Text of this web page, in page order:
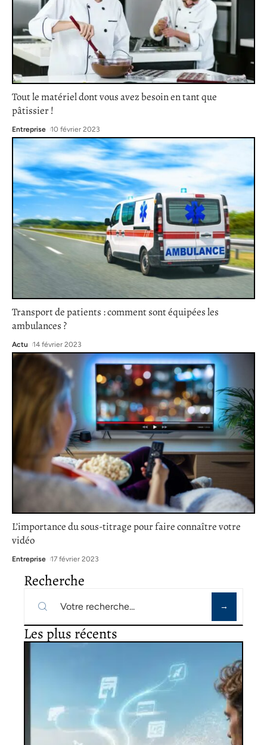
Tout le matériel dont vous avez besoin en tant que
pâtissier !
Entreprise 10 février 2023
Transport de patients : comment sont équipées les
ambulances ?
Actu 14 février 2023
L’importance du sous-titrage pour faire connaître votre
vidéo
Entreprise 17 février 2023
Recherche
Les plus récents